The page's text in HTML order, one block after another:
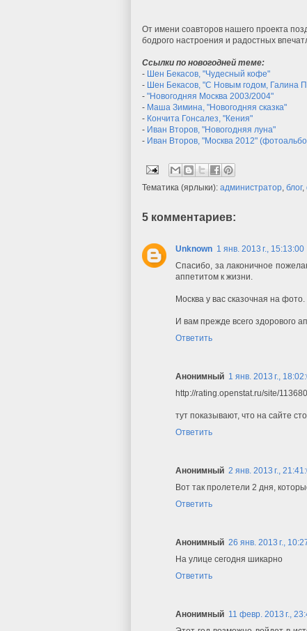
От имени соавторов нашего проекта
бодрого настроения и радостных
Ссылки по новогодней теме:
- Шен Бекасов, "Чудесный кофе"
- Шен Бекасов, "С Новым годом, Галина
- "Новогодняя Москва 2003/2004"
- Маша Зимина, "Новогодняя сказка"
- Кончита Гонсалез, "Кения"
- Иван Второв, "Новогодняя луна"
- Иван Второв, "Москва 2012"
Тематика (ярлыки): администратор блог,
5 комментариев:
Unknown 1 янв. 2013 г., 15:13:00
Спасибо, за лаконичное
аппетитом к жизни.
Москва у вас сказочная на фото.
И вам прежде всего здорового
Ответить
Анонимный 1 янв. 2013 г.,
http://rating.openstat.ru/site/
тут показывают, что на сайте
Ответить
Анонимный 2 янв. 2013 г.,
Вот так пролетели 2 дня,
Ответить
Анонимный 26 янв. 2013 г.,
На улице сегодня шикарно
Ответить
Анонимный 11 февр. 2013 г.,